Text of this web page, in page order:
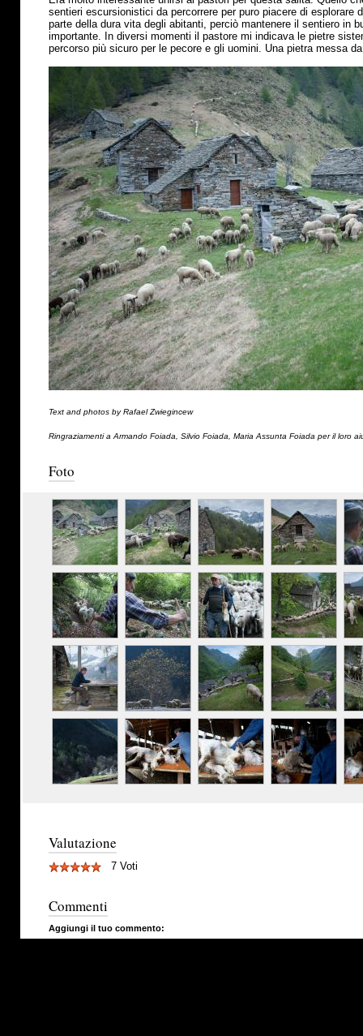
sentieri escursionistici da percorrere per puro piacere di esplorare
parte della dura vita degli abitanti, perciò mantenere il sentiero in
importante. In diversi momenti il pastore mi indicava le pietre
percorso più sicuro per le pecore e gli uomini. Una pietra messa
Text and photos by Rafael Zwiegincew
Ringraziamenti a Armando Foiada, Silvio Foiada, Maria Assunta Foiada per il loro
Foto
Valutazione
7 Voti
Commenti
Aggiungi il tuo commento: